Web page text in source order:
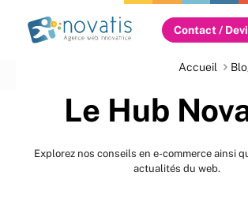
Contact /
Accueil
Le Hub
Explorez nos conseils en e-commerce ainsi
actualités du web.